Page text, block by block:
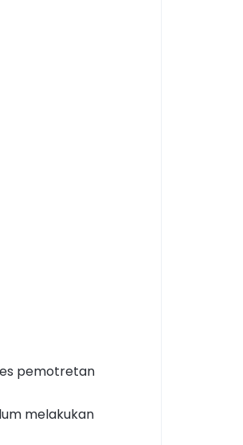
pemotretan
melakukan